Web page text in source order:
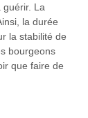
guérir. La
la durée
la stabilité de
bourgeons
que faire de